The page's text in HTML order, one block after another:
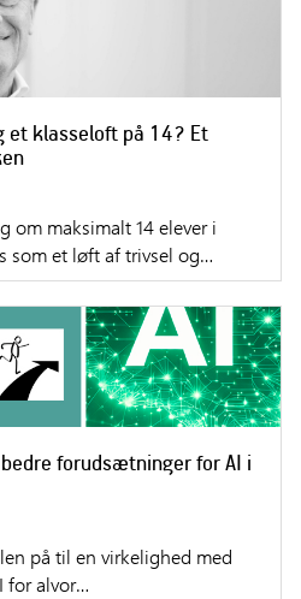
et klasseloft på 14? Et
om maksimalt 14 elever i
som et løft af trivsel og…
forudsætninger for AI i
på til en virkelighed med
for alvor…